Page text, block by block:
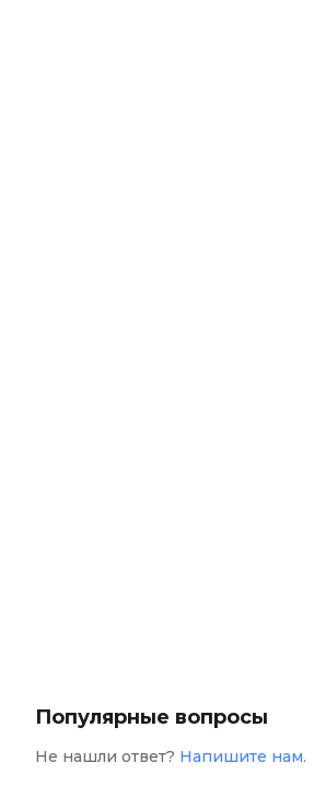
Популярные вопросы
Не нашли ответ? Напишите нам.